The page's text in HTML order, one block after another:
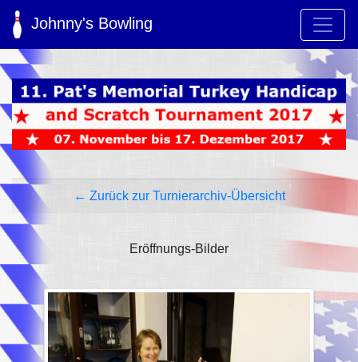
Johnny's Bowling
← Zurück zur Turnierarchiv-Übersicht
Eröffnungs-Bilder